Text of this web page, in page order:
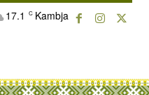
17.1 C Kambja